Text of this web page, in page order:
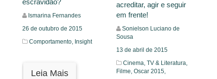
escravidão?
Ismarina Fernandes
26 de outubro de 2015
Comportamento, Insight
Leia Mais
acreditar, agir e seguir
em frente!
Sonielson Luciano de
Sousa
13 de abril de 2015
Cinema, TV & Literatura,
Filme, Oscar 2015,